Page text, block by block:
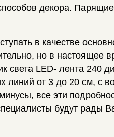
декора.
в качестве
но в
света LED- лента 240
от 3 до 20 см, с
все эти
будут рады